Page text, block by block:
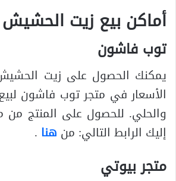
أماكن بيع زيت الحشيش
توب فاشون
يمكنك الحصول على زيت
الأسعار في متجر توب فاشون
والحلي. للحصول على المنتج
إليك الرابط التالي: من هنا .
متجر بيوتي